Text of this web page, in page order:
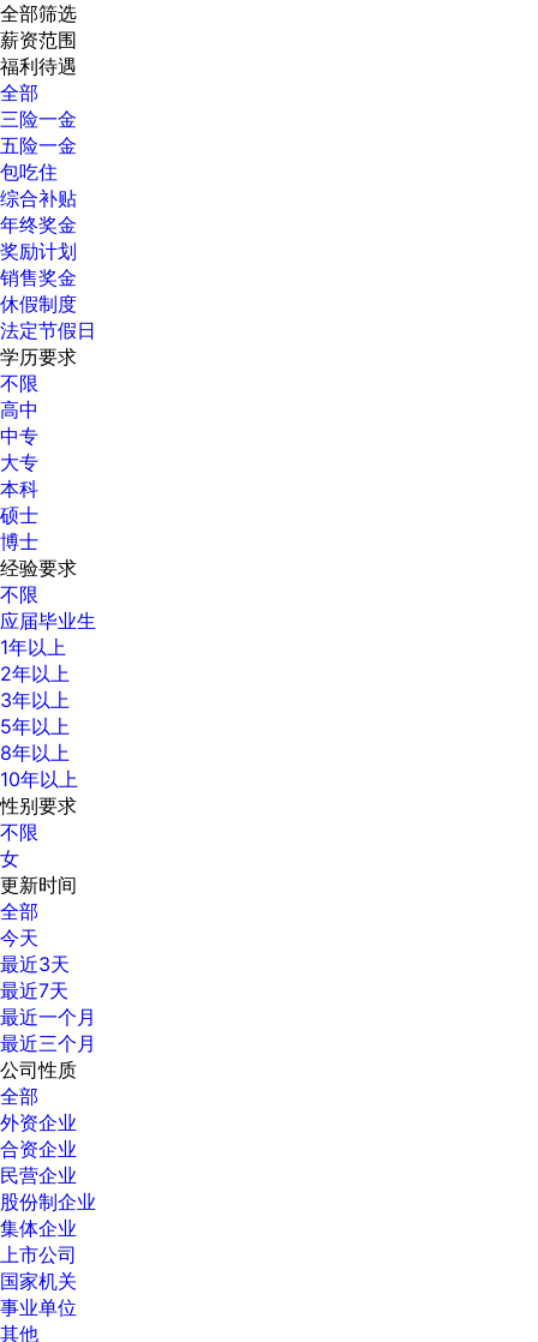
全部筛选
薪资范围
福利待遇
全部
三险一金
五险一金
包吃住
综合补贴
年终奖金
奖励计划
销售奖金
休假制度
法定节假日
学历要求
不限
高中
中专
大专
本科
硕士
博士
经验要求
不限
应届毕业生
1年以上
2年以上
3年以上
5年以上
8年以上
10年以上
性别要求
不限
女
更新时间
全部
今天
最近3天
最近7天
最近一个月
最近三个月
公司性质
全部
外资企业
合资企业
民营企业
股份制企业
集体企业
上市公司
国家机关
事业单位
其他